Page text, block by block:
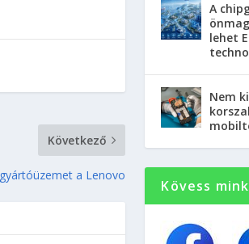
Következő
a Lenovo
A
lehet
Nem
Kövess